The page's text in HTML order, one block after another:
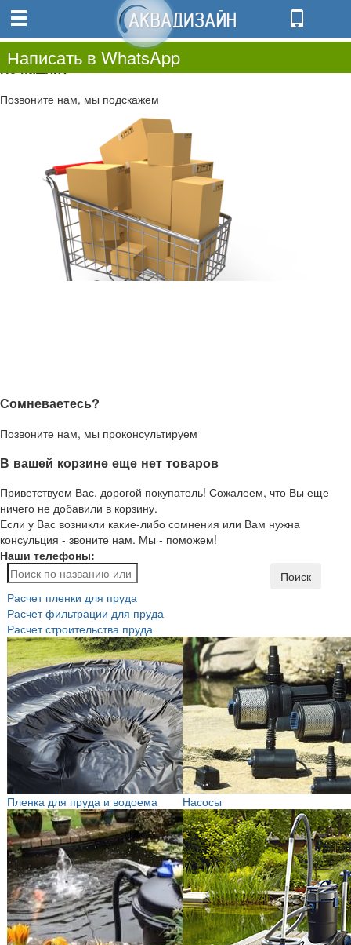
0.00
0
Не нашли?
Позвоните нам, мы подскажем
Сомневаетесь?
Позвоните нам, мы проконсультируем
В вашей корзине еще нет товаров
Приветствуем Вас, дорогой покупатель! Сожалеем, что Вы еще
ничего не добавили в корзину.
Если у Вас возникли какие-либо сомнения или Вам нужна
консульция - звоните нам. Мы - поможем!
Наши телефоны:
Написать в WhatsApp
Поиск
Расчет пленки для пруда
Расчет фильтрации для пруда
Расчет строительства пруда
Пленка для пруда и водоема Насосы